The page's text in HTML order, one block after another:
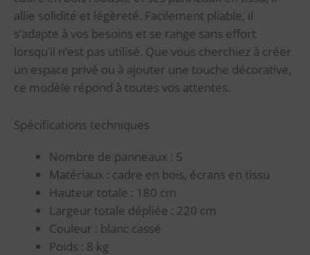
allie solidité et légèreté. Facilement pliable, il
s’adapte à vos besoins et se range sans effort
lorsqu’il n’est pas utilisé. Que vous cherchiez à créer
un espace privé ou à ajouter une touche décorative,
ce modèle répond à toutes vos attentes.
Spécifications techniques
Nombre de panneaux : 5
Matériaux : cadre en bois, écrans en tissu
Hauteur totale : 180 cm
Largeur totale dépliée : 220 cm
Couleur : blanc cassé
Poids : 8 kg